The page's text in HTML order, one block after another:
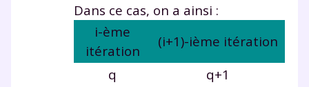
Dans ce cas, on a ainsi :
i-ème
itération
(i+1)-ième itération
q
q+1